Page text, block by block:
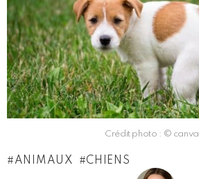
Crédit photo : © canva
ANIMAUX CHIENS